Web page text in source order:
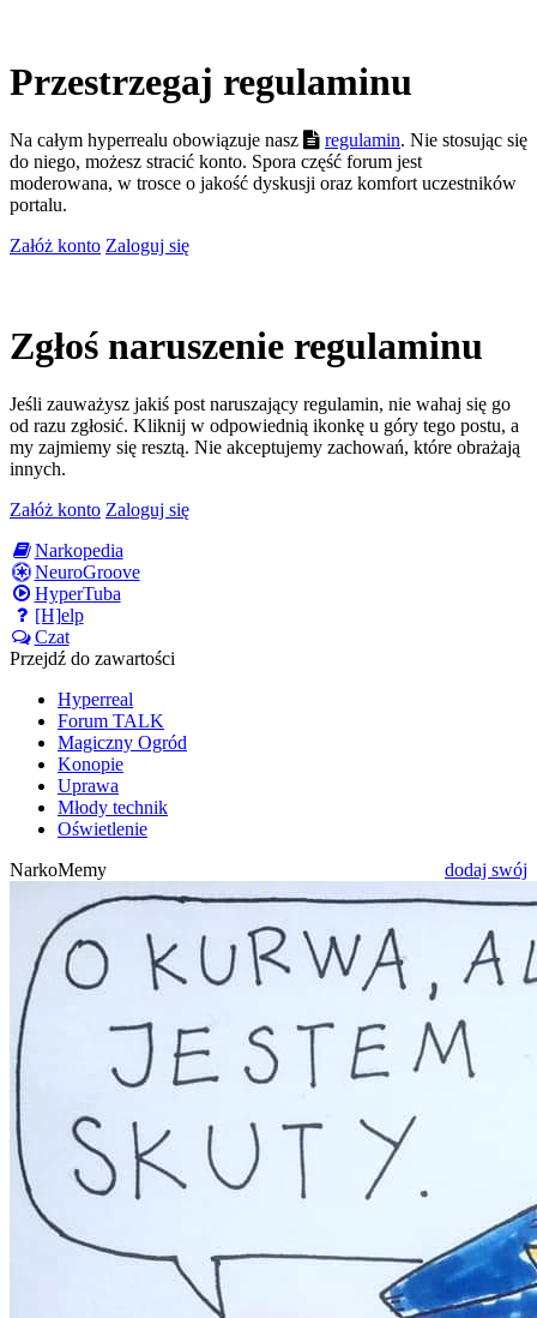
Przestrzegaj regulaminu
Na całym hyperrealu obowiązuje nasz regulamin. Nie stosując się
do niego, możesz stracić konto. Spora część forum jest
moderowana, w trosce o jakość dyskusji oraz komfort uczestników
portalu.
Załóż konto Zaloguj się
Zgłoś naruszenie regulaminu
Jeśli zauważysz jakiś post naruszający regulamin, nie wahaj się go
od razu zgłosić. Kliknij w odpowiednią ikonkę u góry tego postu, a
my zajmiemy się resztą. Nie akceptujemy zachowań, które obrażają
innych.
Załóż konto Zaloguj się
Narkopedia
NeuroGroove
HyperTuba
[H]elp
Czat
Przejdź do zawartości
Hyperreal
Forum TALK
Magiczny Ogród
Konopie
Uprawa
Młody technik
Oświetlenie
NarkoMemy
dodaj swój